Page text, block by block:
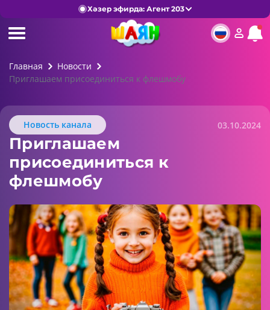
Хәзер эфирда: Агент 203
Главная
Новости
Приглашаем присоединиться к флешмобу
Новость канала 03.10.2024
Приглашаем
присоединиться к
флешмобу